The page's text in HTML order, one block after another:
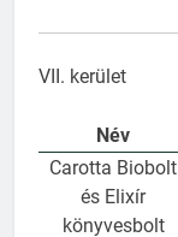
VII. kerület
Név
Carotta Biobolt
és Elixír
könyvesbolt